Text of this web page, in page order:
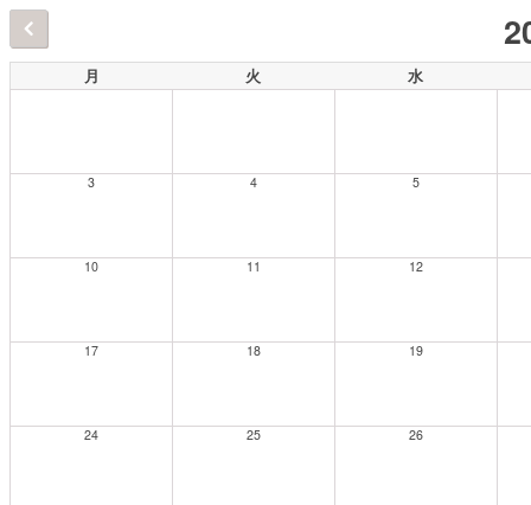
月 火 水
3 4 5
10 11 12
17 18 19
24 25 26